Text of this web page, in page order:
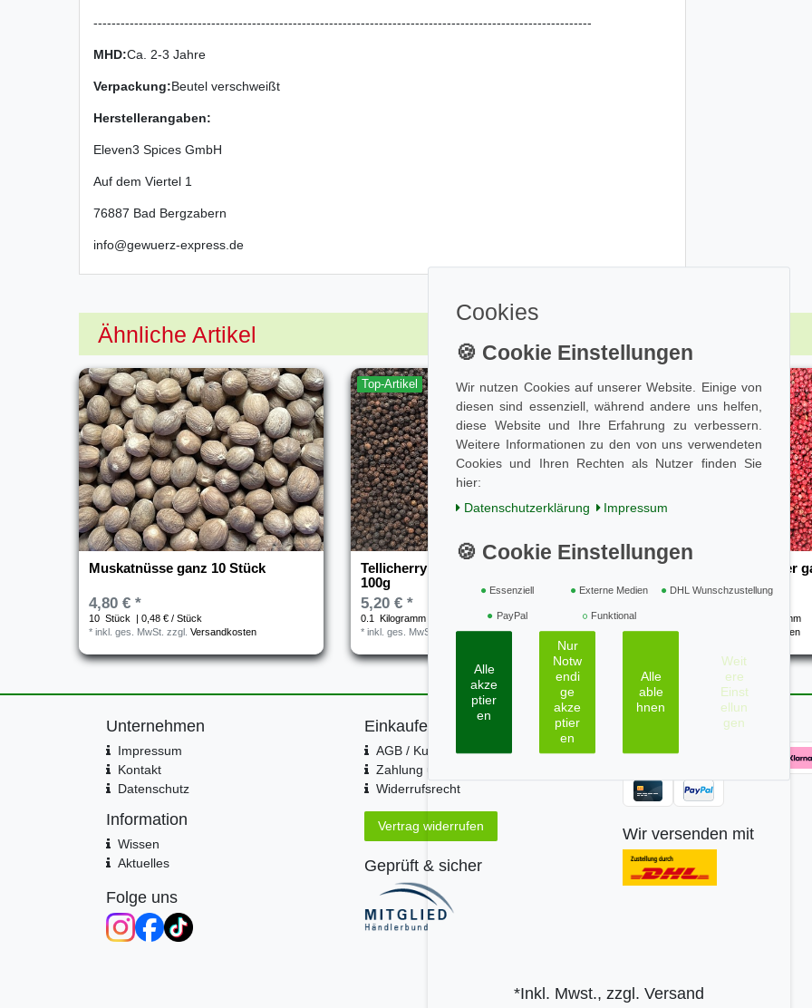
--------------------------------------------------------------------------------------------------------------
MHD:Ca. 2-3 Jahre
Verpackung:Beutel verschweißt
Herstellerangaben:
Eleven3 Spices GmbH
Auf dem Viertel 1
76887 Bad Bergzabern
info@gewuerz-express.de
Ähnliche Artikel
Muskatnüsse ganz 10 Stück
4,80 € *
10 Stück
| 0,48 € / Stück
*inkl. ges. MwSt. zzgl.Versandkosten
Top-Artikel
Tellicherry Pfeffer schwarz ganz
100g
5,20 € *
0.1 Kilogramm
| 52,00 € / Kilogramm
*inkl. ges. MwSt. zzgl.Versandkosten
Pfeffer rosa - Rosa Pfeffer
50g
0.05
| 68,00 € / Kilogramm
*inkl. ges. MwSt. Versandkosten
Unternehmen
Impressum
Kontakt
Datenschutz
Information
Wissen
Aktuelles
Folge uns
Einkaufen
AGB / Kundeninfo
Zahlung und Versand
Widerrufsrecht
Vertrag widerrufen
Geprüft & sicher
Zahle bequem per
Wir versenden mit
*Inkl. Mwst., zzgl. Versand
Cookies
Wir nutzen Cookies auf unserer Website. Einige von
diesen sind essenziell, während andere uns helfen,
diese Website und Ihre Erfahrung zu verbessern.
Weitere Informationen zu den von uns verwendeten
Cookies und Ihren Rechten als Nutzer finden Sie
hier:
Daten­schutz­erklärung
Impressum
Essenziell Externe Medien DHL Wunschzustellung
PayPal Funktional
Alle
akze
ptier
en
Nur
Notw
endi
ge
akze
ptier
en
Alle
able
hnen
Weit
ere
Einst
ellun
gen